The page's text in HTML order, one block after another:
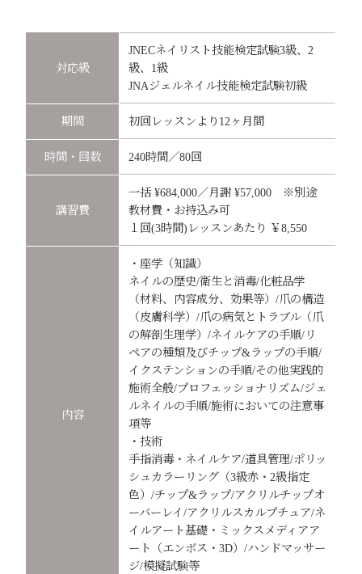
対応級
JNECネイリスト技能検定試験3級、2
級、1級
JNAジェルネイル技能検定試験初級
期間 初回レッスンより12ヶ月間
時間・回数 240時間／80回
講習費
一括 ¥684,000／月謝 ¥57,000 ※別途
教材費・お持込み可
１回(3時間)レッスンあたり ￥8,550
内容
・座学（知識）
ネイルの歴史/衛生と消毒/化粧品学
（材料、内容成分、効果等）/爪の構造
（皮膚科学）/爪の病気とトラブル（爪
の解剖生理学）/ネイルケアの手順/リ
ペアの種類及びチップ&ラップの手順/
イクステンションの手順/その他実践的
施術全般/プロフェッショナリズム/ジェ
ルネイルの手順/施術においての注意事
項等
・技術
手指消毒・ネイルケア/道具管理/ポリッ
シュカラーリング（3級赤・2級指定
色）/チップ&ラップ/アクリルチップオ
ーバーレイ/アクリルスカルプチュア/ネ
イルアート基礎・ミックスメディアア
ート（エンボス・3D）/ハンドマッサー
ジ/模擬試験等